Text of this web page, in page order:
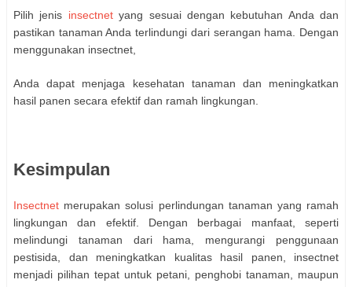
Pilih jenis insectnetyang sesuai dengan kebutuhan Anda dan
pastikan tanaman Anda terlindungi dari serangan hama. Dengan
menggunakan insectnet,
Anda dapat menjaga kesehatan tanaman dan meningkatkan
hasil panen secara efektif dan ramah lingkungan.
Kesimpulan
Insectnet merupakan solusi perlindungan tanaman yang ramah
lingkungan dan efektif. Dengan berbagai manfaat, seperti
melindungi tanaman dari hama, mengurangi penggunaan
pestisida, dan meningkatkan kualitas hasil panen, insectnet
menjadi pilihan tepat untuk petani, penghobi tanaman, maupun